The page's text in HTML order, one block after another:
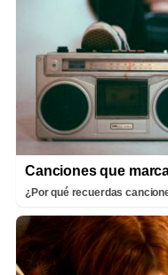
Canciones que
¿Por qué recuerdas